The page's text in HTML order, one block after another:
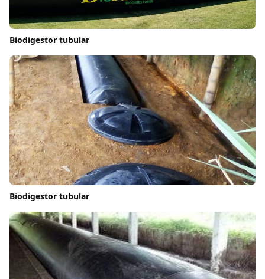
Biodigestor tubular
Biodigestor tubular